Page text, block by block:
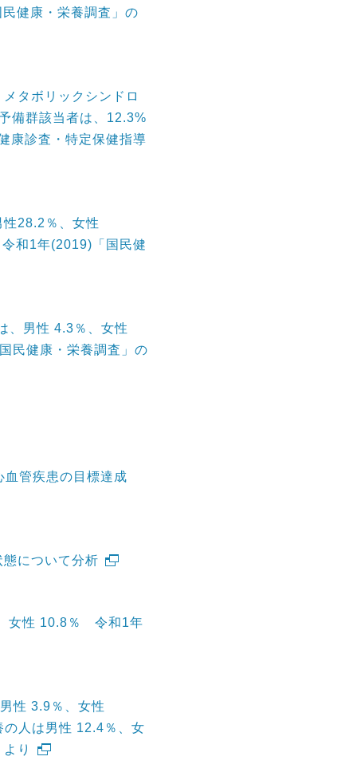
健康・栄養調査」の
タボリックシンドロ
備群該当者は、12.3%
診査・特定保健指導
性28.2％、女性
和1年(2019)「国民健
、男性 4.3％、女性
民健康・栄養調査」の
管疾患の目標達成
について分析
女性 10.8％ 令和1年
性 3.9％、女性
人は男性 12.4％、女
り